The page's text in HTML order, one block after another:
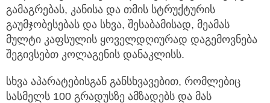
გამაგრებას, კანისა და თმის სტრუქტურის
გაუმჯობესებას და სხვა, შესაბამისად, მეამას
მულტი კაფსულის ყოველდღიურად დაგემოვნება
შეგივსებთ კოლაგენის დანაკლისს.
სხვა აპარატებისგან განსხვავებით, რომლებიც
სასმელს 100 გრადუსზე ამზადებს და მას